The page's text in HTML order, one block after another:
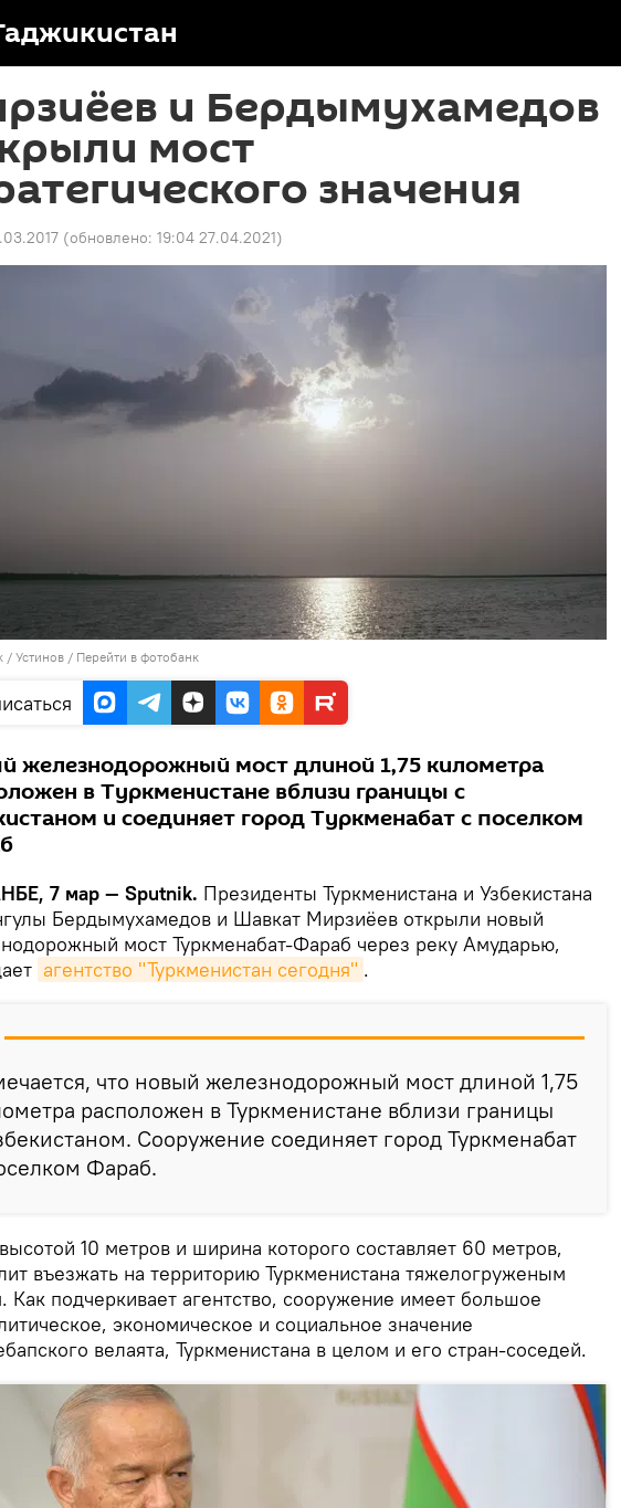
и Бердымухамедов
мост
значения
(обновлено: 19:04 27.04.2021)
/ Устинов / Перейти в фотобанк
железнодорожный мост длиной 1,75 километра
в Туркменистане вблизи границы с
и соединяет город Туркменабат с поселком
7 мар — Sputnik. Президенты Туркменистана и Узбекистана
Бердымухамедов и Шавкат Мирзиёев открыли новый
мост Туркменабат-Фараб через реку Амударью,
агентство "Туркменистан сегодня" .
что новый железнодорожный мост длиной 1,75
расположен в Туркменистане вблизи границы
Сооружение соединяет город Туркменабат
Фараб.
10 метров и ширина которого составляет 60 метров,
въезжать на территорию Туркменистана тяжелогруженым
Как подчеркивает агентство, сооружение имеет большое
экономическое и социальное значение
велаята, Туркменистана в целом и его стран-соседей.